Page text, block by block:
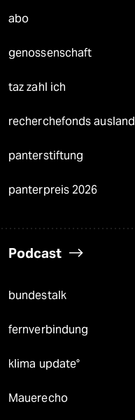
abo
genossenschaft
taz zahl ich
recherchefonds ausland
panterstiftung
panterpreis 2026
Podcast
bundestalk
fernverbindung
klima update°
Mauerecho